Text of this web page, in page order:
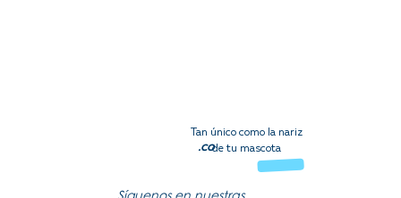
.co
Tan único como la nariz
de tu mascota
Síguenos en nuestras